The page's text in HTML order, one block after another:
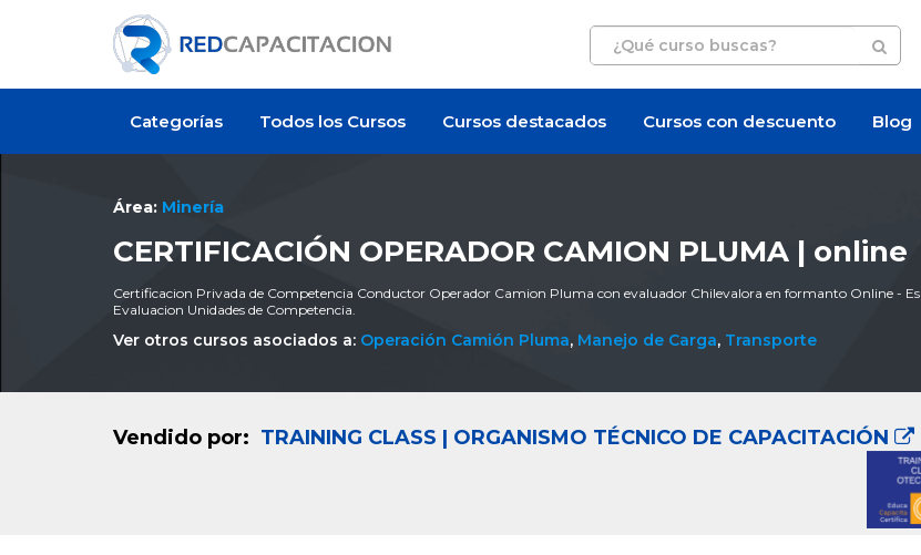
Categorías Todos los Cursos Cursos destacados Cursos con descuento Blog
Área: Minería
CERTIFICACIÓN OPERADOR CAMION PLUMA | online
Certificacion Privada de Competencia Conductor Operador Camion Pluma con evaluador Chilevalora en formanto Online - Es
Evaluacion Unidades de Competencia.
Ver otros cursos asociados a: Operación Camión Pluma, Manejo de Carga, Transporte
Vendido por: TRAINING CLASS | ORGANISMO TÉCNICO DE CAPACITACIÓN